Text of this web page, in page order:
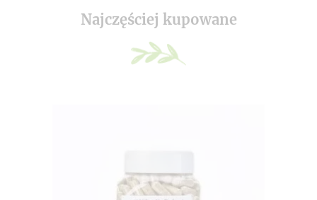
Najczęściej kupowane